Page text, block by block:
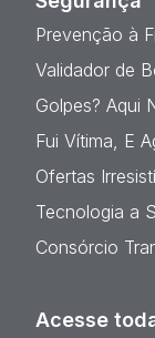
Prevenção à
Validador de
Golpes? Aqui
Fui Vítima, E
Ofertas
Tecnologia a
Consórcio
Acesse